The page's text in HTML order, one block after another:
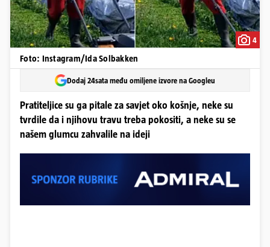
4
Foto: Instagram/Ida Solbakken
Dodaj 24sata među omiljene izvore na Googleu
Pratiteljice su ga pitale za savjet oko košnje, neke su
tvrdile da i njihovu travu treba pokositi, a neke su se
našem glumcu zahvalile na ideji